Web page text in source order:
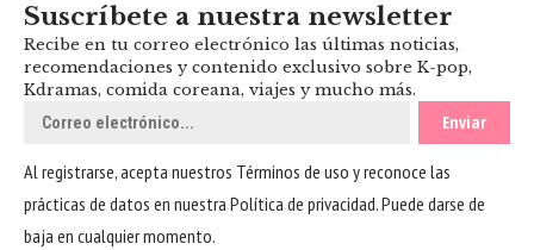
Suscríbete a nuestra newsletter
Recibe en tu correo electrónico las últimas noticias,
recomendaciones y contenido exclusivo sobre K-pop,
Kdramas, comida coreana, viajes y mucho más.
Al registrarse, acepta nuestros Términos de uso y reconoce las
prácticas de datos en nuestra Política de privacidad. Puede darse de
baja en cualquier momento.